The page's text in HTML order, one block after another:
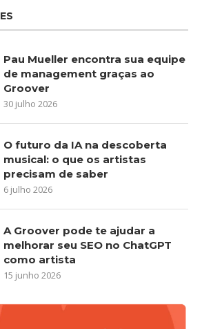
Pau Mueller encontra sua equipe
de management graças ao
Groover
30 julho 2026
O futuro da IA na descoberta
musical: o que os artistas
precisam de saber
6 julho 2026
A Groover pode te ajudar a
melhorar seu SEO no ChatGPT
como artista
15 junho 2026